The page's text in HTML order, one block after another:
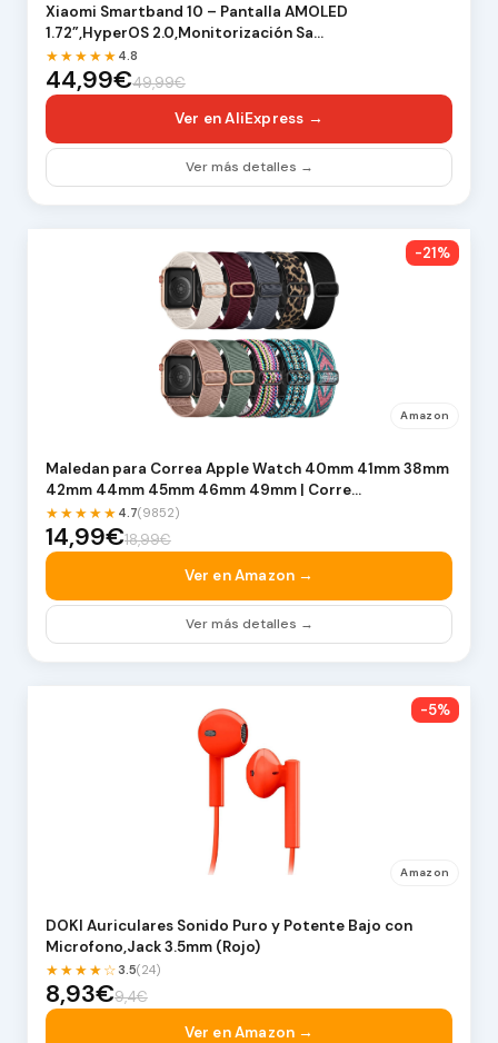
Xiaomi Smartband 10 – Pantalla AMOLED
1.72”,HyperOS 2.0,Monitorización Sa…
★★★★★ 4.8
44,99€49,99€
Ver en AliExpress →
Ver más detalles →
-21%
Amazon
Maledan para Correa Apple Watch 40mm 41mm 38mm
42mm 44mm 45mm 46mm 49mm | Corre…
★★★★★ 4.7(9852)
14,99€18,99€
Ver en Amazon →
Ver más detalles →
-5%
Amazon
DOKI Auriculares Sonido Puro y Potente Bajo con
Microfono,Jack 3.5mm (Rojo)
★★★★☆3.5(24)
8,93€9,4€
Ver en Amazon →